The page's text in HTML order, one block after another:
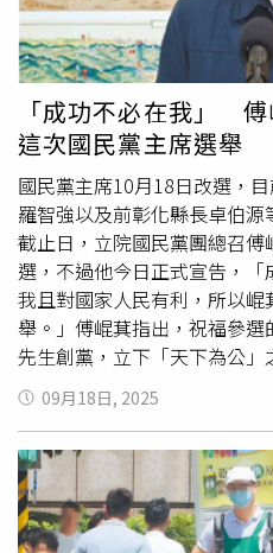
最堅定的盟友與珍貴的夥伴
申，台海和平穩定對日本乃至
將盡全力維護台海穩定，並
為。他並提及，得知韓國瑜
會，特別肯定台灣館展示最先
受遊客喜愛。韓國瑜接續致詞
議員撥冗熱情接待，立院三
交，而立院113席也已有84位
會」，成為立法院規模最大
並介紹運動部將於9月成立，
並回應麻生太郎所提的職務艱
最高民意殿堂，必須兼顧行
團意見，並肩負推動國會外
台日各層面的交流，推動民
手維護區域和平穩定。另外
方就體育合作、少子化與高
日政
「成功不必在我」
這次國民黨主席選舉
國民黨主席10月18日改選，
羅智強以及前彰化縣長卓伯
截止日，立院國民黨團總召
選，不過他今日正式宣告，
我且對國家人民有利，所以
舉。」傅崐萁指出，祝福參
先生創黨，立下「天下為公
功，同志仍須努力」。今日
革新自強，捍衛國家，庇佑
立法院，一直是在野黨守護
清德獨裁暴政的最前線，賴
檢媒網軍側翼，各種誣衊攻
內行。傅崐萁說，過去立法
09月18日, 2025